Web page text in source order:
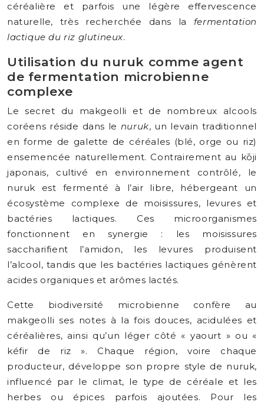
céréalière et parfois une légère effervescence
naturelle, très recherchée dans la fermentation
lactique du riz glutineux.
Utilisation du nuruk comme agent
de fermentation microbienne
complexe
Le secret du makgeolli et de nombreux alcools
coréens réside dans le nuruk, un levain traditionnel
en forme de galette de céréales (blé, orge ou riz)
ensemencée naturellement. Contrairement au kōji
japonais, cultivé en environnement contrôlé, le
nuruk est fermenté à l’air libre, hébergeant un
écosystème complexe de moisissures, levures et
bactéries lactiques. Ces microorganismes
fonctionnent en synergie : les moisissures
saccharifient l’amidon, les levures produisent
l’alcool, tandis que les bactéries lactiques génèrent
acides organiques et arômes lactés.
Cette biodiversité microbienne confère au
makgeolli ses notes à la fois douces, acidulées et
céréalières, ainsi qu’un léger côté « yaourt » ou «
kéfir de riz ». Chaque région, voire chaque
producteur, développe son propre style de nuruk,
influencé par le climat, le type de céréale et les
herbes ou épices parfois ajoutées. Pour les